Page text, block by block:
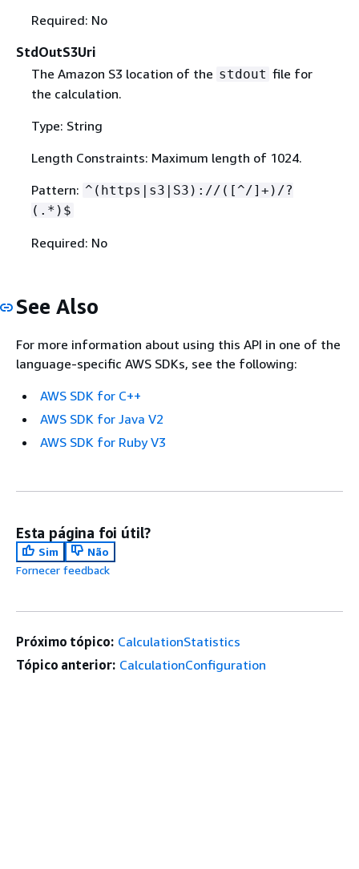
Required: No
StdOutS3Uri
The Amazon S3 location of the stdout file for
the calculation.
Type: String
Length Constraints: Maximum length of 1024.
Pattern: ^(https|s3|S3)://([^/]+)/?
(.*)$
Required: No
See Also
For more information about using this API in one of the
language-specific AWS SDKs, see the following:
AWS SDK for C++
AWS SDK for Java V2
AWS SDK for Ruby V3
Esta página foi útil?
Sim
Não
Fornecer feedback
Próximo tópico: CalculationStatistics
Tópico anterior: CalculationConfiguration